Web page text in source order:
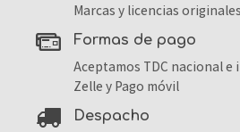
Marcas y licencias
formas de pago
Aceptamos TDC nacional
Zelle y Pago móvil
despacho